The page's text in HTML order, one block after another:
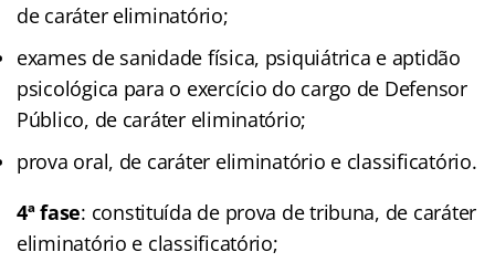
de caráter eliminatório;
exames de sanidade física, psiquiátrica e aptidão
psicológica para o exercício do cargo de Defensor
Público, de caráter eliminatório;
prova oral, de caráter eliminatório e classificatório.
4ª fase: constituída de prova de tribuna, de caráter
eliminatório e classificatório;